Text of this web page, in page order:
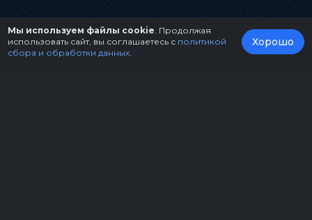
Мы используем файлы cookie . Продолжая
использовать сайт, вы соглашаетесь с политикой
сбора и обработки данных
Хорошо